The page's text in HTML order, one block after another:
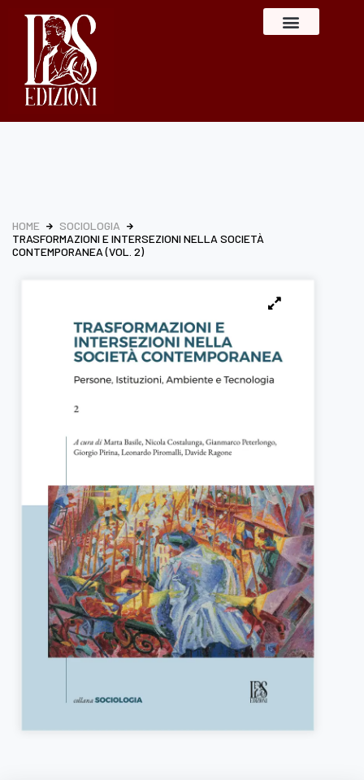
HOME
SOCIOLOGIA
TRASFORMAZIONI E INTERSEZIONI NELLA SOCIETÀ
CONTEMPORANEA (VOL. 2)